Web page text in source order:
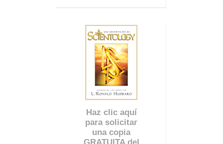
Haz clic aquí
para solicitar
una copia